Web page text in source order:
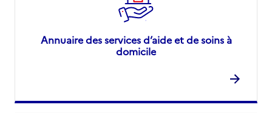
Annuaire des services d’aide et de soins à
domicile